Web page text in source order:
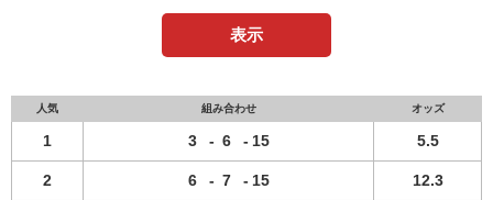
表示
人気 組み合わせ オッズ
1 3 - 6 - 15 5.5
2 6 - 7 - 15 12.3